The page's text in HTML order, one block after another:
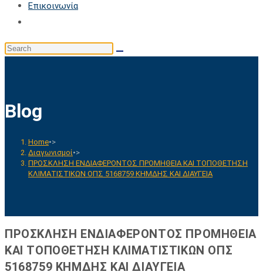
Επικοινωνία
search
Search
Blog
Home•>
Διαγωνισμοί•>
ΠΡΟΣΚΛΗΣΗ ΕΝΔΙΑΦΕΡΟΝΤΟΣ ΠΡΟΜΗΘΕΙΑ ΚΑΙ ΤΟΠΟΘΕΤΗΣΗ
ΚΛΙΜΑΤΙΣΤΙΚΩΝ ΟΠΣ 5168759 ΚΗΜΔΗΣ ΚΑΙ ΔΙΑΥΓΕΙΑ
ΠΡΟΣΚΛΗΣΗ ΕΝΔΙΑΦΕΡΟΝΤΟΣ ΠΡΟΜΗΘΕΙΑ
ΚΑΙ ΤΟΠΟΘΕΤΗΣΗ ΚΛΙΜΑΤΙΣΤΙΚΩΝ ΟΠΣ
5168759 ΚΗΜΔΗΣ ΚΑΙ ΔΙΑΥΓΕΙΑ